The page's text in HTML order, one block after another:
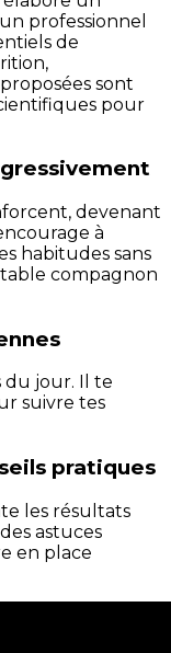
professionnel
de
sont
pour
devenant
à
habitudes sans
compagnon
du jour. Il te
suivre tes
pratiques
les résultats
astuces
en place